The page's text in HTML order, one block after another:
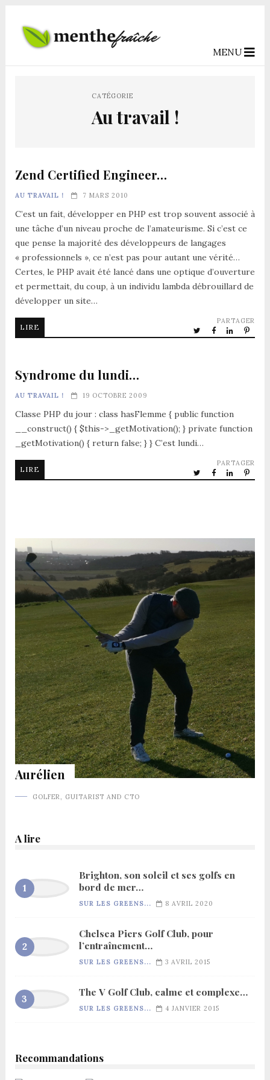
MENU
CATÉGORIE
Au travail !
Zend Certified Engineer…
AU TRAVAIL ! 7 MARS 2010
C’est un fait, développer en PHP est trop souvent associé à
une tâche d’un niveau proche de l’amateurisme. Si c’est ce
que pense la majorité des développeurs de langages
« professionnels », ce n’est pas pour autant une vérité…
Certes, le PHP avait été lancé dans une optique d’ouverture
et permettait, du coup, à un individu lambda débrouillard de
développer un site…
LIRE
PARTAGER
Syndrome du lundi…
AU TRAVAIL ! 19 OCTOBRE 2009
Classe PHP du jour : class hasFlemme { public function
__construct() { $this->_getMotivation(); } private function
_getMotivation() { return false; } } C’est lundi…
LIRE
PARTAGER
Aurélien
GOLFER, GUITARIST AND CTO
A lire
Brighton, son soleil et ses golfs en
bord de mer…
SUR LES GREENS... 8 AVRIL 2020
Chelsea Piers Golf Club, pour
l’entraînement…
SUR LES GREENS... 3 AVRIL 2015
The V Golf Club, calme et complexe…
SUR LES GREENS... 4 JANVIER 2015
Recommandations